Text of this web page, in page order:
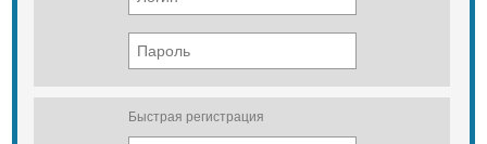
Быстрая регистрация